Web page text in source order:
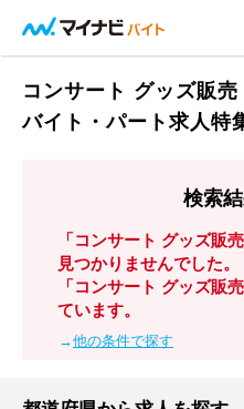
コンサート グッズ販
バイト・パート求人特
検索
「コンサート グッズ販
見つかりませんでした。
「コンサート グッズ販
ています。
→他の条件で探す